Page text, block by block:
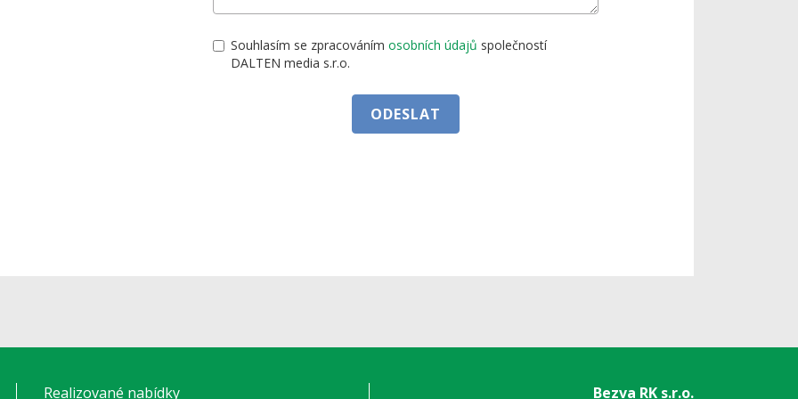
Souhlasím se zpracováním osobních údajů společností
DALTEN media s.r.o.
ODESLAT
Realizované nabídky Bezva RK s.r.o.